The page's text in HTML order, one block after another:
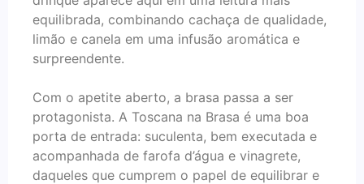
equilibrada, combinando cachaça de qualidade,
limão e canela em uma infusão aromática e
surpreendente.
Com o apetite aberto, a brasa passa a ser
protagonista. A Toscana na Brasa é uma boa
porta de entrada: suculenta, bem executada e
acompanhada de farofa d’água e vinagrete,
daqueles que cumprem o papel de equilibrar e